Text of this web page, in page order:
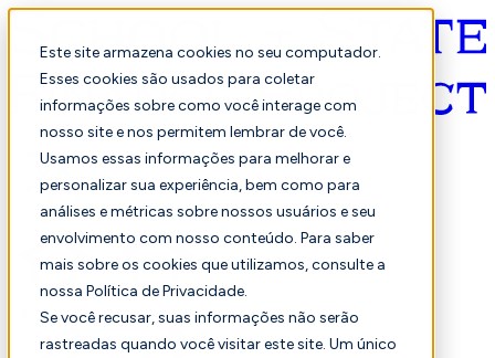
Este site armazena cookies no seu computador.
Esses cookies são usados para coletar
informações sobre como você interage com
nosso site e nos permitem lembrar de você.
Usamos essas informações para melhorar e
personalizar sua experiência, bem como para
análises e métricas sobre nossos usuários e seu
envolvimento com nosso conteúdo. Para saber
mais sobre os cookies que utilizamos, consulte a
nossa Política de Privacidade.
Se você recusar, suas informações não serão
rastreadas quando você visitar este site. Um único
Português
Selecionado Comparação